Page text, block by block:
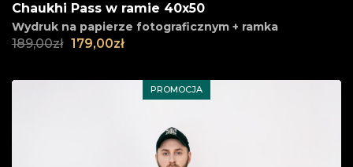
Chaukhi Pass w ramie 40x50
Wydruk na papierze fotograficznym + ramka
189,00zł 179,00zł
PROMOCJA